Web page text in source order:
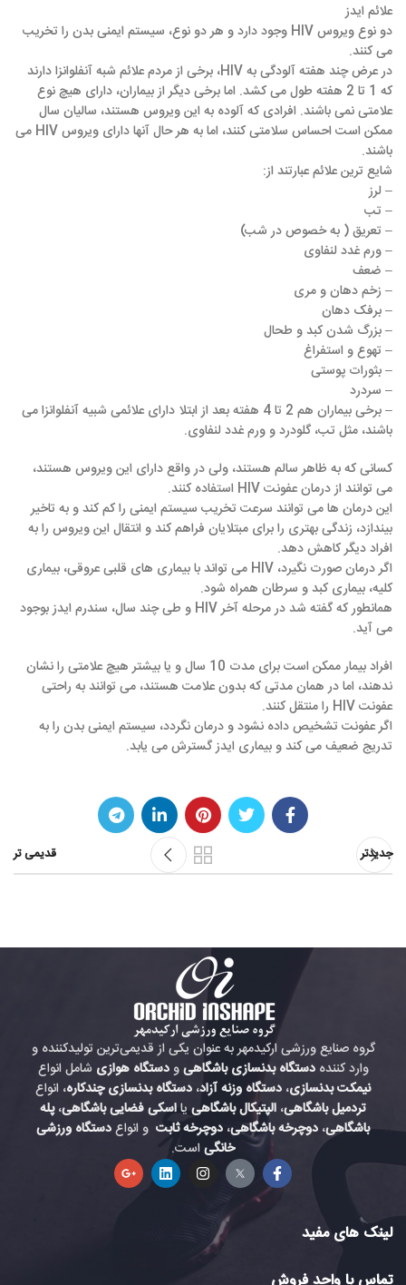
علائم ایدز
دو نوع ویروس HIV وجود دارد و هر دو نوع، سیستم ایمنی بدن را تخریب
می کنند.
در عرض چند هفته آلودگی به HIV، برخی از مردم علائم شبه آنفلوانزا دارند
که 1 تا 2 هفته طول می کشد. اما برخی دیگر از بیماران، دارای هیچ نوع
علامتی نمی باشند. افرادی که آلوده به این ویروس هستند، سالیان سال
ممکن است احساس سلامتی کنند، اما به هر حال آنها دارای ویروس HIV می
باشند.
شایع ترین علائم عبارتند از:
– لرز
– تب
– تعریق ( به خصوص در شب)
– ورم غدد لنفاوی
– ضعف
– زخم دهان و مری
– برفک دهان
– بزرگ شدن کبد و طحال
– تهوع و استفراغ
– بثورات پوستی
– سردرد
– برخی بیماران هم 2 تا 4 هفته بعد از ابتلا دارای علائمی شبیه آنفلوانزا می
باشند، مثل تب، گلودرد و ورم غدد لنفاوی.
کسانی که به ظاهر سالم هستند، ولی در واقع دارای این ویروس هستند،
می توانند از درمان عفونت HIV استفاده کنند.
این درمان ها می توانند سرعت تخریب سیستم ایمنی را کم کند و به تاخیر
بیندازد، زندگی بهتری را برای مبتلایان فراهم کند و انتقال این ویروس را به
افراد دیگر کاهش دهد.
اگر درمان صورت نگیرد، HIV می تواند با بیماری های قلبی عروقی، بیماری
کلیه، بیماری کبد و سرطان همراه شود.
همانطور که گفته شد در مرحله آخر HIV و طی چند سال، سندرم ایدز بوجود
می آید.
افراد بیمار ممکن است برای مدت 10 سال و یا بیشتر هیچ علامتی را نشان
ندهند، اما در همان مدتی که بدون علامت هستند، می توانند به راحتی
عفونت HIV را منتقل کنند.
اگر عفونت تشخیص داده نشود و درمان نگردد، سیستم ایمنی بدن را به
تدریج ضعیف می کند و بیماری ایدز گسترش می یابد.
جدیدتر قدیمی تر
گروه صنایع ورزشی ارکیدمهر به عنوان یکی از قدیمی‌ترین تولیدکننده و
وارد کنندهدستگاه بدنسازی باشگاهیودستگاه هوازی شامل انواع
نیمکت بدنسازی، دستگاه وزنه آزاد، دستگاه بدنسازی چندکاره، انواع
تردمیل باشگاهی، الپتیکال باشگاهی یااسکی فضایی باشگاهی،پله
باشگاهی، دوچرخه باشگاهی، دوچرخه ثابت و انواعدستگاه ورزشی
خانگیاست.
لینک های مفید